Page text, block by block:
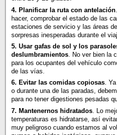
4. Planificar la ruta con antelación
hacer, comprobar el estado de las
estaciones de servicio y las áreas
sorpresas inesperadas durante el
5. Usar gafas de sol y los
deslumbramientos. No ver bien la
para los ocupantes del vehículo
de las vías.
6. Evitar las comidas copiosas.
o durante una de las paradas,
para no tener digestiones pesadas
7. Mantenernos hidratados. Lo
temperaturas es hidratarse, así
muy peligroso cuando estamos al